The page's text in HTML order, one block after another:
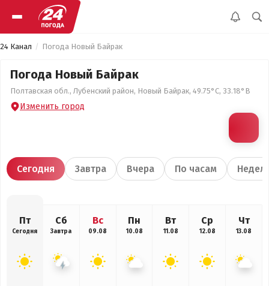
24 Канал Погода Новый Байрак
Погода Новый Байрак
Полтавская обл., Лубенский район, Новый Байрак, 49.75°С, 33.18°В
Изменить город
Сегодня Завтра Вчера По часам
Пт
Сегодня
Сб
Завтра
Вс
09.08
Пн
10.08
Вт
11.08
Ср
12.08
Чт
13.08